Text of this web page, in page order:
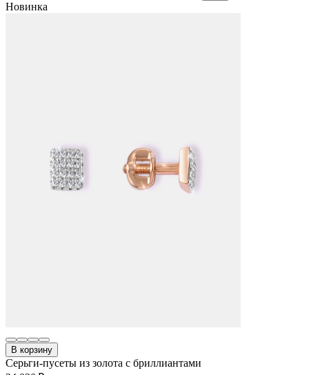
Новинка
В корзину
Серьги-пусеты из золота с бриллиантами